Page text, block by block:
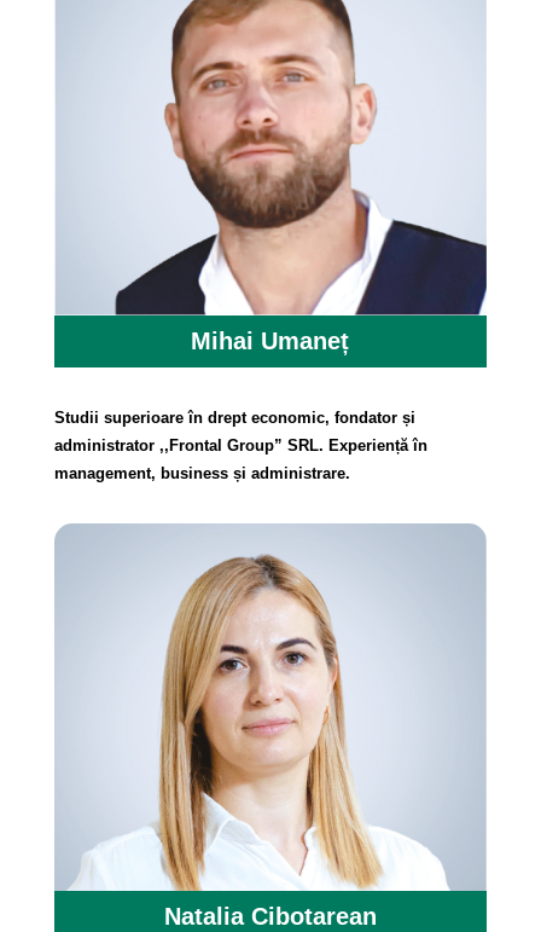
Mihai Umaneț
Studii superioare în drept economic, fondator și
administrator ,,Frontal Group” SRL. Experiență în
management, business și administrare.
Natalia Cibotarean